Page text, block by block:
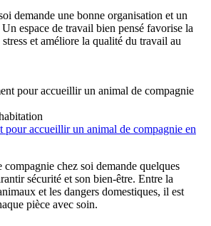
demande une bonne organisation et un
espace de travail bien pensé favorise la
et améliore la qualité du travail au
pour accueillir un animal de compagnie en
chez soi demande quelques
sécurité et son bien-être. Entre la
et les dangers domestiques, il est
pièce avec soin.